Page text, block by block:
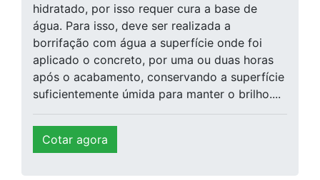
hidratado, por isso requer cura a base de
água. Para isso, deve ser realizada a
borrifação com água a superfície onde foi
aplicado o concreto, por uma ou duas horas
após o acabamento, conservando a superfície
suficientemente úmida para manter o brilho....
Cotar agora